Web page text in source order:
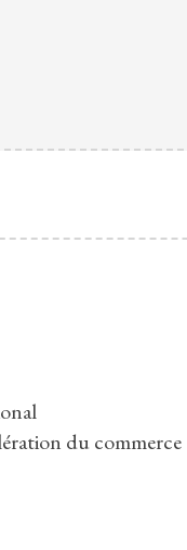
du commerce